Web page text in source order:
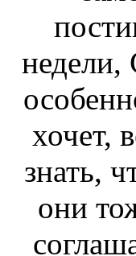
недели,
хочет,
знать,
они